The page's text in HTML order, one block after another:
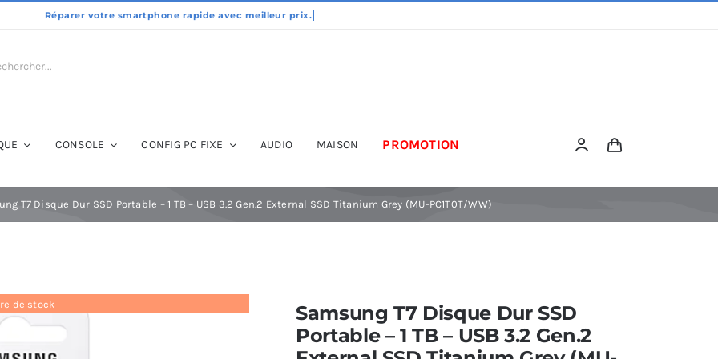
CONSOLE CONFIG PC FIXE AUDIO MAISON PROMOTION
T7 Disque Dur SSD Portable – 1 TB – USB 3.2 Gen.2 External SSD Titanium Grey (MU-PC1T0T/WW)
de stock
Samsung T7 Disque Dur SSD
Portable – 1 TB – USB 3.2 Gen.2